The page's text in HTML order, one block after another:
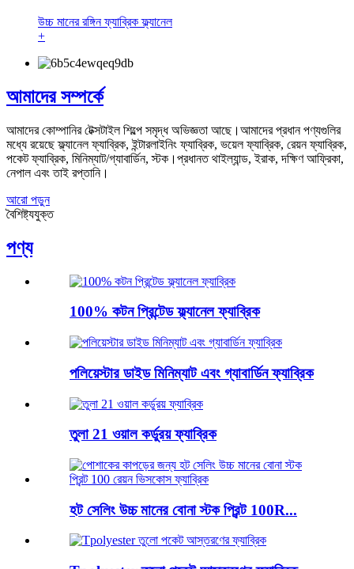
উচ্চ মানের রঙ্গিন ফ্যাব্রিক ফ্ল্যানেল
+
আমাদের সম্পর্কে
আমাদের কোম্পানির টেক্সটাইল শিল্পে সমৃদ্ধ অভিজ্ঞতা আছে।আমাদের প্রধান পণ্যগুলির
মধ্যে রয়েছে ফ্ল্যানেল ফ্যাব্রিক, ইন্টারলাইনিং ফ্যাব্রিক, ভয়েল ফ্যাব্রিক, রেয়ন ফ্যাব্রিক,
পকেট ফ্যাব্রিক, মিনিম্যাট/গ্যাবার্ডিন, স্টক।প্রধানত থাইল্যান্ড, ইরাক, দক্ষিণ আফ্রিকা,
নেপাল এবং তাই রপ্তানি।
আরো পড়ুন
বৈশিষ্ট্যযুক্ত
পণ্য
100% কটন প্রিন্টেড ফ্ল্যানেল ফ্যাব্রিক
পলিয়েস্টার ডাইড মিনিম্যাট এবং গ্যাবার্ডিন ফ্যাব্রিক
তুলা 21 ওয়াল কর্ডুরয় ফ্যাব্রিক
হট সেলিং উচ্চ মানের বোনা স্টক প্রিন্ট 100R...